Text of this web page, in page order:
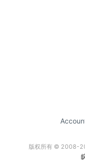
版权所有 © 2008-